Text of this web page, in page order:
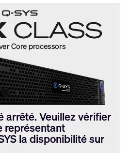
arrêté. Veuillez vérifier
représentant
la disponibilité sur